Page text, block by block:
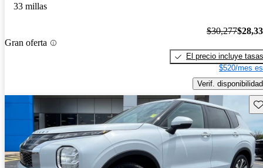
33 millas
Gran oferta
$30,277
El precio incluye tasas
$520/mes
Verif. disponibilidad